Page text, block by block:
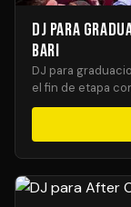
DJ para
Bari
DJ para
el fin de etapa